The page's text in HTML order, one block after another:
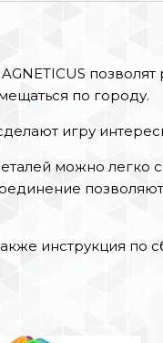
позволят
по городу.
игру
можно легко
инструкция по